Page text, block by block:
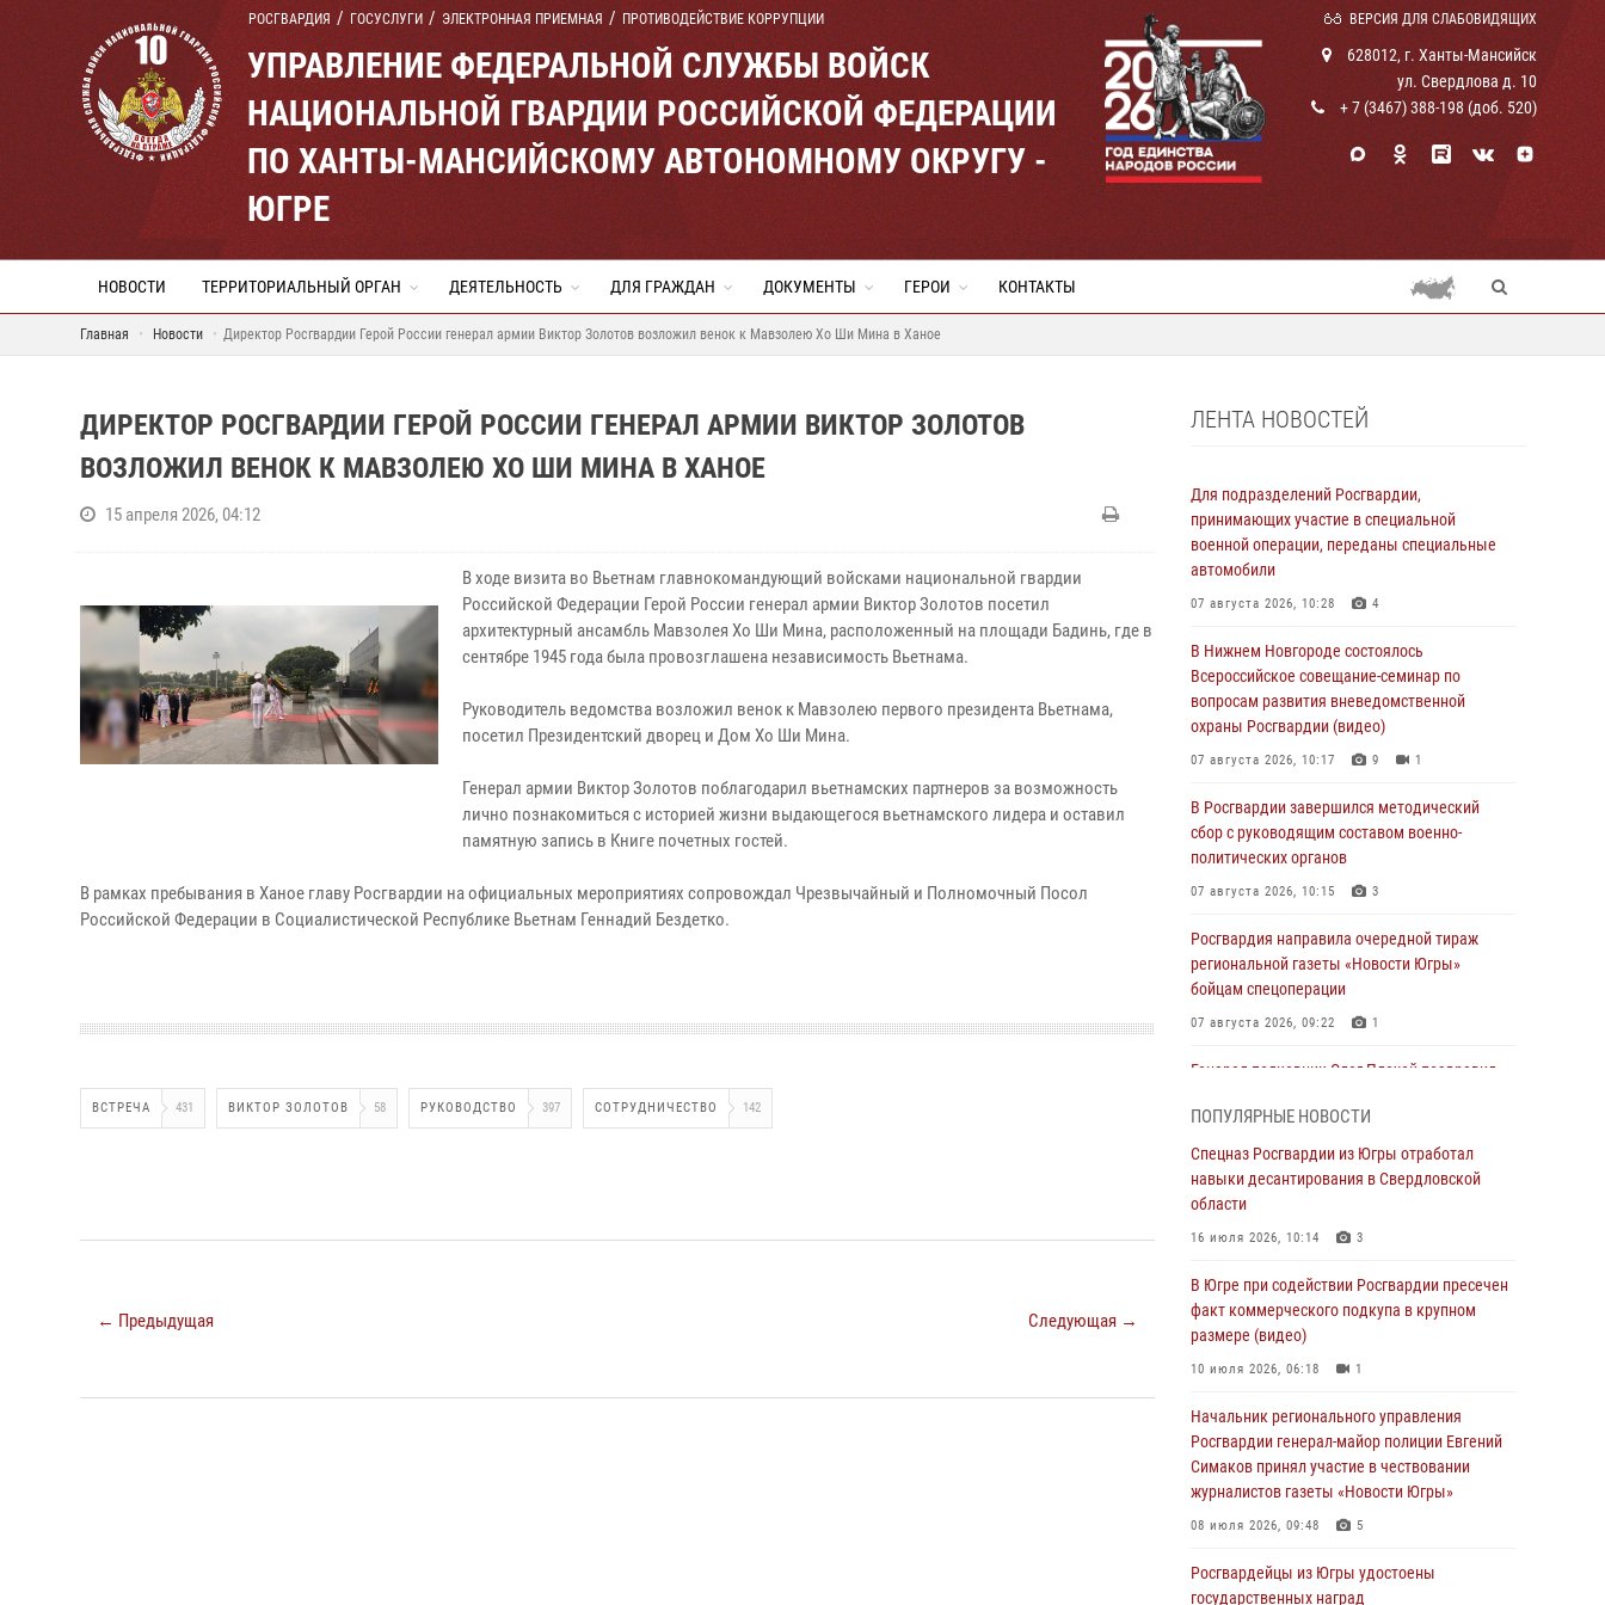
РОСГВАРДИЯ ГОСУСЛУГИ ЭЛЕКТРОННАЯ ПРИЕМНАЯ ПРОТИВОДЕЙСТВИЕ КОРРУПЦИИ ВЕРСИЯ ДЛЯ СЛАБОВИДЯЩИХ
УПРАВЛЕНИЕ ФЕДЕРАЛЬНОЙ СЛУЖБЫ ВОЙСК
НАЦИОНАЛЬНОЙ ГВАРДИИ РОССИЙСКОЙ ФЕДЕРАЦИИ
ПО ХАНТЫ-МАНСИЙСКОМУ АВТОНОМНОМУ ОКРУГУ -
ЮГРЕ
628012, г. Ханты-Мансийск
ул. Свердлова д. 10
+ 7 (3467) 388-198 (доб. 520)
НОВОСТИ ТЕРРИТОРИАЛЬНЫЙ ОРГАН ДЕЯТЕЛЬНОСТЬ ДЛЯ ГРАЖДАН ДОКУМЕНТЫ ГЕРОИ КОНТАКТЫ
Главная Новости Директор Росгвардии Герой России генерал армии Виктор Золотов возложил венок к Мавзолею Хо Ши Мина в Ханое
ДИРЕКТОР РОСГВАРДИИ ГЕРОЙ РОССИИ ГЕНЕРАЛ АРМИИ ВИКТОР ЗОЛОТОВ
ВОЗЛОЖИЛ ВЕНОК К МАВЗОЛЕЮ ХО ШИ МИНА В ХАНОЕ
15 апреля 2026, 04:12
В ходе визита во Вьетнам главнокомандующий войсками национальной гвардии
Российской Федерации Герой России генерал армии Виктор Золотов посетил
архитектурный ансамбль Мавзолея Хо Ши Мина, расположенный на площади Бадинь, где в
сентябре 1945 года была провозглашена независимость Вьетнама.
Руководитель ведомства возложил венок к Мавзолею первого президента Вьетнама,
посетил Президентский дворец и Дом Хо Ши Мина.
Генерал армии Виктор Золотов поблагодарил вьетнамских партнеров за возможность
лично познакомиться с историей жизни выдающегося вьетнамского лидера и оставил
памятную запись в Книге почетных гостей.
В рамках пребывания в Ханое главу Росгвардии на официальных мероприятиях сопровождал Чрезвычайный и Полномочный Посол
Российской Федерации в Социалистической Республике Вьетнам Геннадий Бездетко.
ВСТРЕЧА 431 ВИКТОР ЗОЛОТОВ 58 РУКОВОДСТВО 397 СОТРУДНИЧЕСТВО 142
← Предыдущая Следующая →
ЛЕНТА НОВОСТЕЙ
Для подразделений Росгвардии,
принимающих участие в специальной
военной операции, переданы специальные
автомобили
07 августа 2026, 10:28 4
В Нижнем Новгороде состоялось
Всероссийское совещание-семинар по
вопросам развития вневедомственной
охраны Росгвардии (видео)
07 августа 2026, 10:17 9 1
В Росгвардии завершился методический
сбор с руководящим составом военно-
политических органов
07 августа 2026, 10:15 3
Росгвардия направила очередной тираж
региональной газеты «Новости Югры»
бойцам спецоперации
07 августа 2026, 09:22 1
Генерал-полковник Олег Плохой поздравил
подразделений Росгвардии с
профессиональным праздником
07 августа 2026, 06:02
Делегация МВД Республики Беларусь
работы Росгвардии в Москве (видео)
06 августа 2026, 11:29 5 1
06 августа 2026, 11:28
Офицеры Росгвардии и ветераны войск
правопорядка почтили память генерала
армии Ивана Кирилловича Яковлева
В Югре при силовой поддержке ОМОН
ПОПУЛЯРНЫЕ НОВОСТИ
Спецназ Росгвардии из Югры отработал
навыки десантирования в Свердловской
области
16 июля 2026, 10:14 3
В Югре при содействии Росгвардии пресечен
факт коммерческого подкупа в крупном
размере (видео)
10 июля 2026, 06:18 1
Начальник регионального управления
Росгвардии генерал-майор полиции Евгений
Симаков принял участие в чествовании
журналистов газеты «Новости Югры»
08 июля 2026, 09:48 5
Росгвардейцы из Югры удостоены
государственных наград